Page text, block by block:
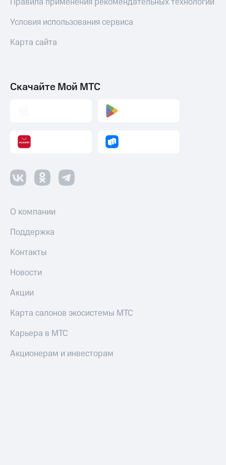
Условия использования сервиса
Карта сайта
Скачайте Мой МТС
О компании
Поддержка
Контакты
Новости
Акции
Карта салонов экосистемы МТС
Карьера в МТС
Акционерам и инвесторам